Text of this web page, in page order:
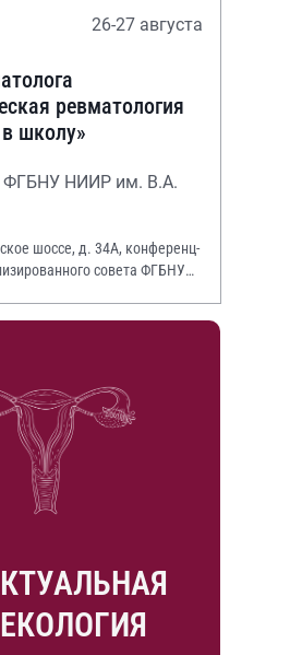
26-27 августа
ревматология
школу»
ФГБНУ НИИР им. В.А.
шоссе, д. 34А, конференц-
совета ФГБНУ